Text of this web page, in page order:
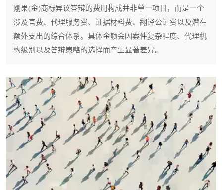
刚果(金)商标异议答辩的费用构成并非单一项目，而是一个
涉及官费、代理服务费、证据材料费、翻译公证费以及潜在
额外支出的综合体系。具体金额会因案件复杂程度、代理机
构级别以及答辩策略的选择而产生显著差异。